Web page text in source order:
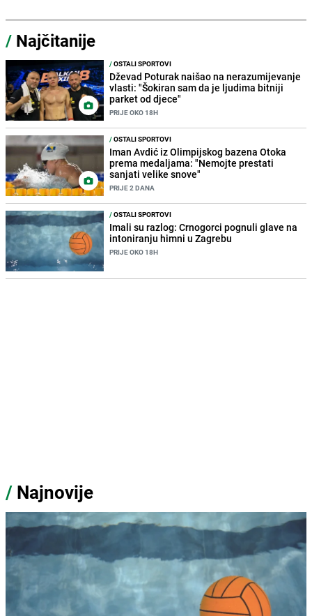
/ Najčitanije
/OSTALI SPORTOVI
Dževad Poturak naišao na nerazumijevanje
vlasti: "Šokiran sam da je ljudima bitniji
parket od djece"
PRIJE OKO 18H
/OSTALI SPORTOVI
Iman Avdić iz Olimpijskog bazena Otoka
prema medaljama: "Nemojte prestati
sanjati velike snove"
PRIJE 2 DANA
/OSTALI SPORTOVI
Imali su razlog: Crnogorci pognuli glave na
intoniranju himni u Zagrebu
PRIJE OKO 18H
/ Najnovije